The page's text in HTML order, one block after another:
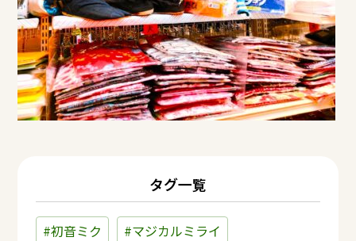
タグ一覧
#初音ミク
#マジカルミライ